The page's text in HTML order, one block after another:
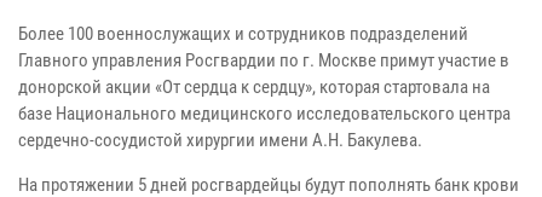
Более 100 военнослужащих и сотрудников подразделений
Главного управления Росгвардии по г. Москве примут участие в
донорской акции «От сердца к сердцу», которая стартовала на
базе Национального медицинского исследовательского центра
сердечно-сосудистой хирургии имени А.Н. Бакулева.
На протяжении 5 дней росгвардейцы будут пополнять банк крови